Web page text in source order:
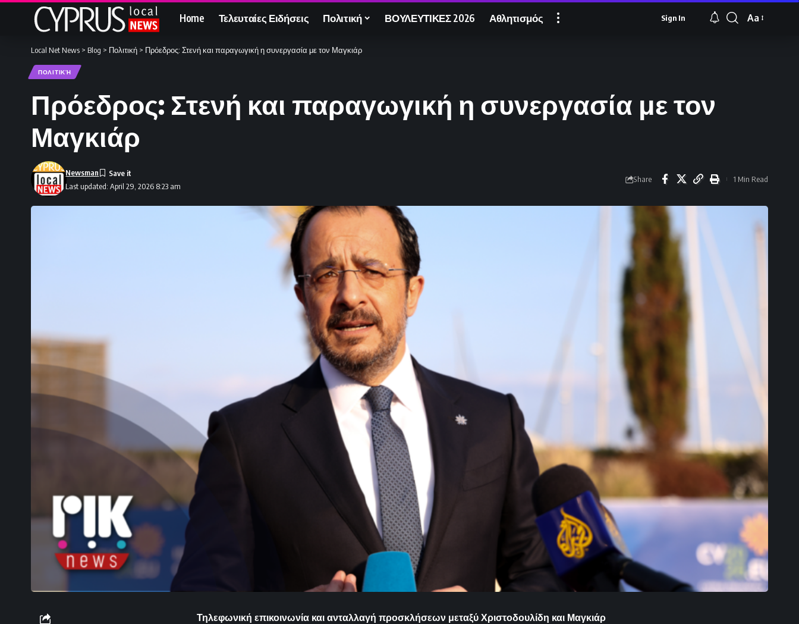
Home Τελευταίες Ειδήσεις Πολιτική ΒΟΥΛΕΥΤΙΚΕΣ 2026 Αθλητισμός Sign In
Font
Aa
Local Net News > Blog > Πολιτική > Πρόεδρος: Στενή και παραγωγική η συνεργασία με τον Μαγκιάρ
ΠΟΛΙΤΙΚΉ
Πρόεδρος: Στενή και παραγωγική η συνεργασία με τον
Μαγκιάρ
Last updated: April 29, 2026 8:23 am
Newsman
Share 1 Min Read
Τηλεφωνική επικοινωνία και ανταλλαγή προσκλήσεων μεταξύ Χριστοδουλίδη και Μαγκιάρ